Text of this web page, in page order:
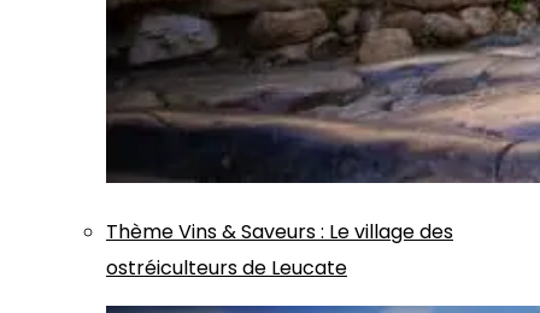
ThèmeVins & Saveurs: Le village des
ostréiculteurs de Leucate